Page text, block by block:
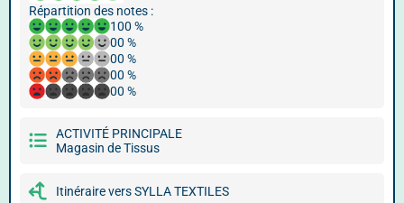
Répartition des notes :
100 %
00 %
00 %
00 %
00 %
ACTIVITÉ PRINCIPALE
Magasin de Tissus
Itinéraire vers SYLLA TEXTILES